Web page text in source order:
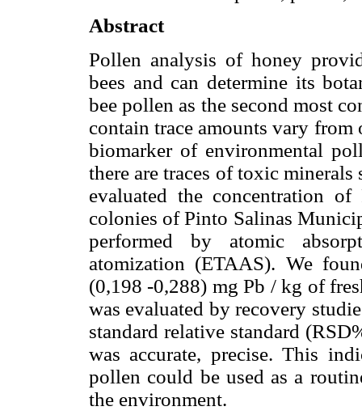
Abstract
Pollen analysis of honey
bees and can determine its
bee pollen as the second most
contain trace amounts vary from
biomarker of environmental
there are traces of toxic
evaluated the concentration
colonies of Pinto Salinas
performed by atomic
atomization (ETAAS). We
(0,198 -0,288) mg Pb / kg of
was evaluated by recovery
standard relative standard
was accurate, precise. This
pollen could be used as a
the environment.